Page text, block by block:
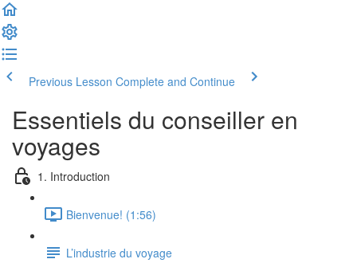
Previous Lesson Complete and Continue
Essentiels du conseiller en
voyages
1. Introduction
Bienvenue! (1:56)
L’industrie du voyage